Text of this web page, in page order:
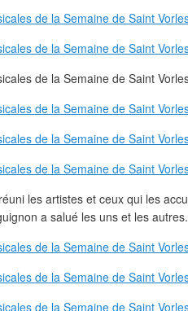
les artistes et ceux qui les
a salué les uns et les autres.